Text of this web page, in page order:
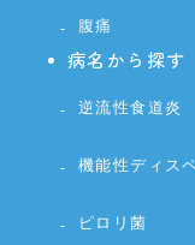
腹痛
病名から探す
逆流性食道炎
機能性ディス
ピロリ菌